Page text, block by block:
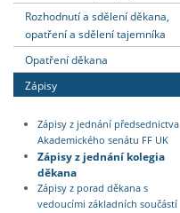
Rozhodnutí a sdělení děkana,
opatření a sdělení tajemníka
Opatření děkana
Zápisy
Zápisy z jednání předsednictva
Akademického senátu FF UK
Zápisy z jednání kolegia
děkana
Zápisy z porad děkana s
vedoucími základních součástí